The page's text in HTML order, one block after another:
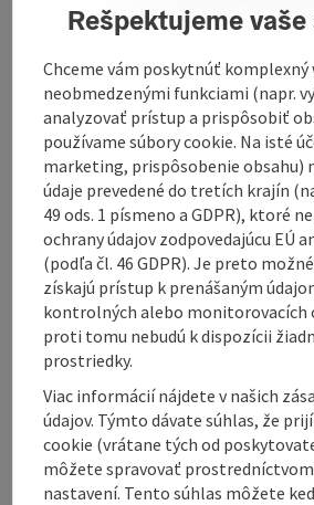
Please do not hesitate to contact
Contact
Opening hours
Arrival
Equipment
Suitability
Rešpektujeme
Chceme vám poskytnúť komplexný
neobmedzenými funkciami (napr.
analyzovať prístup a prispôsobiť
používame súbory cookie. Na isté
marketing, prispôsobenie obsahu)
údaje prevedené do tretích krajín
49 ods. 1 písmeno a GDPR), ktoré
ochrany údajov zodpovedajúcu EÚ
(podľa čl. 46 GDPR). Je preto
získajú prístup k prenášaným
kontrolných alebo monitorovacích
proti tomu nebudú k dispozícii
prostriedky.
Viac informácií nájdete v našich
údajov. Týmto dávate súhlas, že
cookie (vrátane tých od
môžete spravovať
nastavení. Tento súhlas môžete